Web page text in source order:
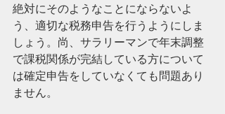
絶対にそのようなことにならないよ
う、適切な税務申告を行うようにしま
しょう。尚、サラリーマンで年末調整
で課税関係が完結している方について
は確定申告をしていなくても問題あり
ません。